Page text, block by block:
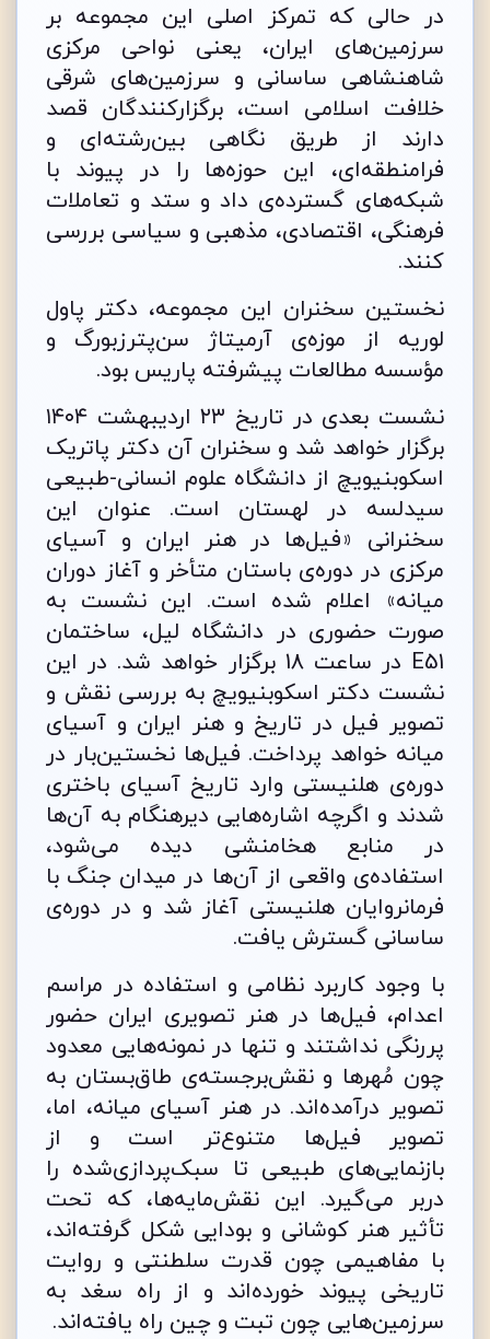
در حالی که تمرکز اصلی این مجموعه بر
سرزمین‌های ایران، یعنی نواحی مرکزی
شاهنشاهی ساسانی و سرزمین‌های شرقی
خلافت اسلامی است، برگزارکنندگان قصد
دارند از طریق نگاهی بین‌رشته‌ای و
فرامنطقه‌ای، این حوزه‌ها را در پیوند با
شبکه‌های گسترده‌ی داد و ستد و تعاملات
فرهنگی، اقتصادی، مذهبی و سیاسی بررسی
کنند.
نخستین سخنران این مجموعه، دکتر پاول
لوریه از موزه‌ی آرمیتاژ سن‌پترزبورگ و
مؤسسه مطالعات پیشرفته پاریس بود.
نشست بعدی در تاریخ ۲۳ اردیبهشت ۱۴۰۴
برگزار خواهد شد و سخنران آن دکتر پاتریک
اسکوبنیویچ از دانشگاه علوم انسانی-طبیعی
سیدلسه در لهستان است. عنوان این
سخنرانی «فیل‌ها در هنر ایران و آسیای
مرکزی در دوره‌ی باستان متأخر و آغاز دوران
میانه» اعلام شده است. این نشست به
صورت حضوری در دانشگاه لیل، ساختمان
E51 در ساعت 18 برگزار خواهد شد. در این
نشست دکتر اسکوبنیویچ به بررسی نقش و
تصویر فیل در تاریخ و هنر ایران و آسیای
میانه خواهد پرداخت. فیل‌ها نخستین‌بار در
دوره‌ی هلنیستی وارد تاریخ آسیای باختری
شدند و اگرچه اشاره‌هایی دیرهنگام به آن‌ها
در منابع هخامنشی دیده می‌شود،
استفاده‌ی واقعی از آن‌ها در میدان جنگ با
فرمانروایان هلنیستی آغاز شد و در دوره‌ی
ساسانی گسترش یافت.
با وجود کاربرد نظامی و استفاده در مراسم
اعدام، فیل‌ها در هنر تصویری ایران حضور
پررنگی نداشتند و تنها در نمونه‌هایی معدود
چون مُهرها و نقش‌برجسته‌ی طاق‌بستان به
تصویر درآمده‌اند. در هنر آسیای میانه، اما،
تصویر فیل‌ها متنوع‌تر است و از
بازنمایی‌های طبیعی تا سبک‌پردازی‌شده را
دربر می‌گیرد. این نقش‌مایه‌ها، که تحت
تأثیر هنر کوشانی و بودایی شکل گرفته‌اند،
با مفاهیمی چون قدرت سلطنتی و روایت
تاریخی پیوند خورده‌اند و از راه سغد به
سرزمین‌هایی چون تبت و چین راه یافته‌اند.